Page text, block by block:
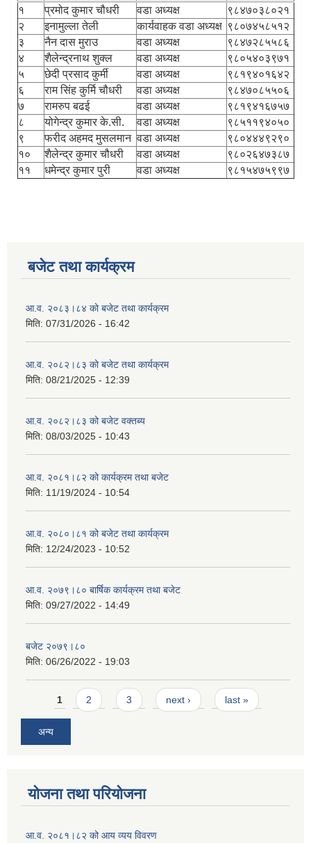
१
प्रमोद कुमार चौधरी वडा अध्यक्ष
९८४७०३८०२१
२
इनामुल्ला तेली कार्यवाहक वडा अध्यक्ष ९८०७४५८५१२
३
नैन दास मुराउ वडा अध्यक्ष
९८४७२८५५८६
४
शैलेन्द्रनाथ शुक्ल वडा अध्यक्ष
९८०५४०३९७१
५
छेदी प्रसाद कुर्मी वडा अध्यक्ष
९८१९४०१६४२
६
राम सिंह कुर्मि चौधरी वडा अध्यक्ष
९८४७०८५५०६
७
रामरुप बढई वडा अध्यक्ष
९८१९४१६७५७
८
योगेन्द्र कुमार के.सी. वडा अध्यक्ष
९८५११९४०५०
९
फरीद अहमद मुसलमान वडा अध्यक्ष
९८०४४४९२९०
१०
शैलेन्द्र कुमार चौधरी वडा अध्यक्ष
९८०२६४७३८७
११
धमेन्द्र कुमार पुरी वडा अध्यक्ष ९८१५४७५९९७
बजेट तथा कार्यक्रम
आ.व. २०८३।८४ को बजेट तथा कार्यक्रम
मिति: 07/31/2026 - 16:42
आ.व. २०८२।८३ को बजेट तथा कार्यक्रम
मिति: 08/21/2025 - 12:39
आ.व. २०८२।८३ को बजेट वक्तब्य
मिति: 08/03/2025 - 10:43
आ.व. २०८१।८२ को कार्यक्रम तथा बजेट
मिति: 11/19/2024 - 10:54
आ.व. २०८०।८१ को बजेट तथा कार्यक्रम
मिति: 12/24/2023 - 10:52
आ.व. २०७९।८० बार्षिक कार्यक्रम तथा बजेट
मिति: 09/27/2022 - 14:49
बजेट २०७९।८०
मिति: 06/26/2022 - 19:03
Pages
1 2 3 next › last »
अन्य
योजना तथा परियोजना
आ.व. २०८१।८२ को आय व्यय विवरण